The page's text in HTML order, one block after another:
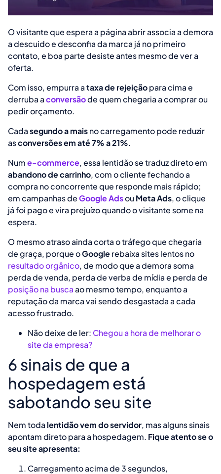
O visitante que espera a página abrir associa a demora
a descuido e desconfia da marca já no primeiro
contato, e boa parte desiste antes mesmo de ver a
oferta.
Com isso, empurra ataxa de rejeiçãopara cima e
derruba aconversãode quem chegaria a comprar ou
pedir orçamento.
Cadasegundo a maisno carregamento pode reduzir
asconversões em até 7% a 21%.
Nume-commerce, essa lentidão se traduz direto em
abandono de carrinho, com o cliente fechando a
compra no concorrente que responde mais rápido;
em campanhas deGoogle AdsouMeta Ads, o clique
já foi pago e vira prejuízo quando o visitante some na
espera.
O mesmo atraso ainda corta o tráfego que chegaria
de graça, porque oGooglerebaixa sites lentos no
resultado orgânico, de modo que a demora soma
perda de venda, perda de verba de mídia e perda de
posição na buscaao mesmo tempo, enquanto a
reputação da marca vai sendo desgastada a cada
acesso frustrado.
Não deixe de ler: Chegou a hora de melhorar o
site da empresa?
6 sinais de que a
hospedagem está
sabotando seu site
Nem toda lentidão vem do servidor, mas alguns sinais
apontam direto para a hospedagem. Fique atento se o
seu site apresenta:
Carregamento acima de 3 segundos,